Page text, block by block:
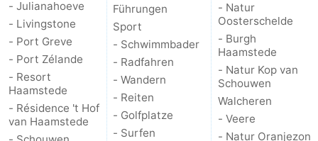
- Julianahoeve
- Livingstone
- Port Greve
- Port Zélande
- Resort
Haamstede
- Résidence 't Hof
van Haamstede
Führungen
Sport
- Schwimmbader
- Radfahren
- Wandern
- Reiten
- Golfplatze
- Surfen
- Natur
Oosterschelde
- Burgh
Haamstede
- Natur Kop van
Schouwen
Walcheren
- Veere
- Natur Oranjezon